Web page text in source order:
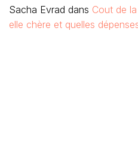
Sacha Evrad dans Cout de
elle chère et quelles